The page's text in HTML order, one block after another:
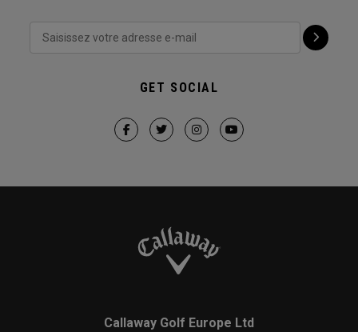
GET SOCIAL
Callaway Golf Europe Ltd